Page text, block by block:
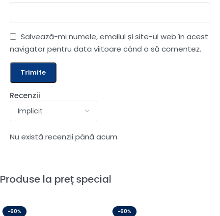
Recenzii
Nu există recenzii până acum.
Salvează-mi numele, emailul și site-ul web în acest
navigator pentru data viitoare când o să comentez.
Produse la preț special
-60% -60%